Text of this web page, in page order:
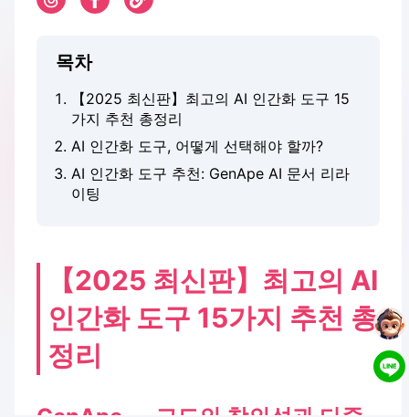
목차
【2025 최신판】최고의 AI 인간화 도구 15
가지 추천 총정리
AI 인간화 도구, 어떻게 선택해야 할까?
AI 인간화 도구 추천: GenApe AI 문서 리라
이팅
【2025 최신판】최고의 AI
인간화 도구 15가지 추천 총
정리